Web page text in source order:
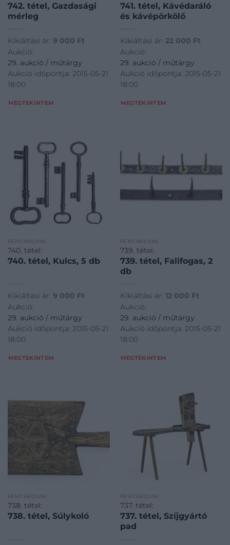
742. tétel, Gazdasági
mérleg
Kikiáltási ár: 9 000 Ft
Aukció:
29. aukció / műtárgy
Aukció időpontja: 2015-05-21
18:00
MEGTEKINTEM
741. tétel, Kávédaráló
és kávépörkölő
Kikiáltási ár: 22 000 Ft
Aukció:
29. aukció / műtárgy
Aukció időpontja: 2015-05-21
18:00
MEGTEKINTEM
FÉMTÁRGYAK
740. tétel:
740. tétel, Kulcs, 5 db
Kikiáltási ár: 9 000 Ft
Aukció:
29. aukció / műtárgy
Aukció időpontja: 2015-05-21
18:00
MEGTEKINTEM
FÉMTÁRGYAK
739. tétel:
739. tétel, Falifogas, 2
db
Kikiáltási ár: 12 000 Ft
Aukció:
29. aukció / műtárgy
Aukció időpontja: 2015-05-21
18:00
MEGTEKINTEM
FÉMTÁRGYAK
738. tétel:
738. tétel, Súlykoló
FÉMTÁRGYAK
737. tétel:
737. tétel, Szíjgyártó
pad